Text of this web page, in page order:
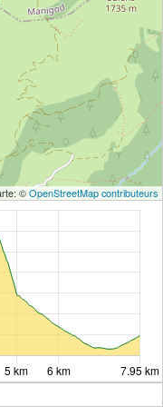
©OpenStreetMap contributeurs